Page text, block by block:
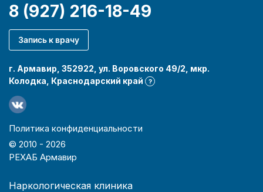
8 (927) 216-18-49
Запись к врачу
г. Армавир, 352922, ул. Воровского 49/2, мкр.
Колодка, Краснодарский край
?
Политика конфиденциальности
© 2010 - 2026
РЕХАБ Армавир
Наркологическая клиника